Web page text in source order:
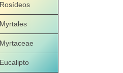
Rosídeos
Myrtales
Myrtaceae
Eucalipto